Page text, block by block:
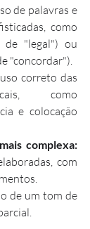
de palavras e
como
de "legal") ou
"concordar").
uso correto das
como
e colocação
complexa:
com
de um tom de